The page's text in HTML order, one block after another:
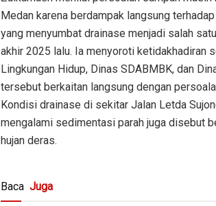
Medan karena berdampak langsung
yang menyumbat drainase menjadi salah
akhir 2025 lalu. Ia menyoroti ketidakhadiran
Lingkungan Hidup, Dinas SDABMBK, dan
tersebut berkaitan langsung dengan
Kondisi drainase di sekitar Jalan Letda
mengalami sedimentasi parah juga disebut
hujan deras.
Baca Juga